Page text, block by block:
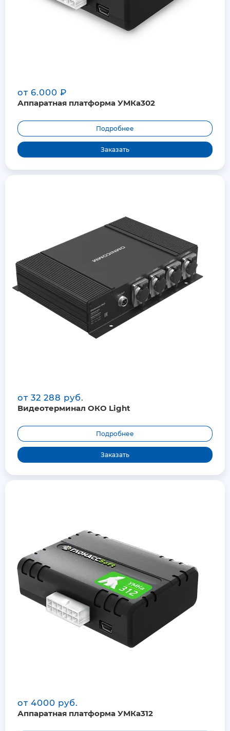
от 6.000 ₽
Аппаратная платформа УМКа302
Подробнее
Заказать
от 32 288 руб.
Видеотерминал ОКО Light
Подробнее
Заказать
от 4000 руб.
Аппаратная платформа УМКа312